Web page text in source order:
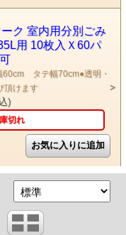
ク 室内用分別ごみ
用 10枚入Ｘ60パ
タテ幅70cm●透明・
頂けます
)
切れ